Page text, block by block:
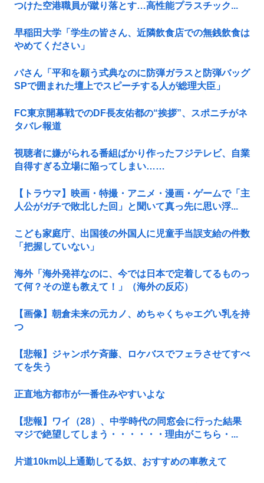
つけた空港職員が蹴り落とす…高性能プラスチック...
早稲田大学「学生の皆さん、近隣飲食店での無銭飲食は
やめてください」
パさん「平和を願う式典なのに防弾ガラスと防弾バッグ
SPで囲まれた壇上でスピーチする人が総理大臣」
FC東京開幕戦でのDF長友佑都の“挨拶”、スポニチがネ
タバレ報道
視聴者に嫌がられる番組ばかり作ったフジテレビ、自業
自得すぎる立場に陥ってしまい……
【トラウマ】映画・特撮・アニメ・漫画・ゲームで「主
人公がガチで敗北した回」と聞いて真っ先に思い浮...
こども家庭庁、出国後の外国人に児童手当誤支給の件数
「把握していない」
海外「海外発祥なのに、今では日本で定着してるものっ
て何？その逆も教えて！」（海外の反応）
【画像】朝倉未来の元カノ、めちゃくちゃエグい乳を持
つ
【悲報】ジャンポケ斉藤、ロケバスでフェラさせてすべ
てを失う
正直地方都市が一番住みやすいよな
【悲報】ワイ（28）、中学時代の同窓会に行った結果
マジで絶望してしまう・・・・・・理由がこちら・...
片道10km以上通勤してる奴、おすすめの車教えて